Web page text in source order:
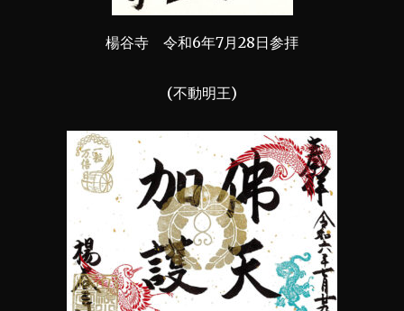
楊谷寺 令和6年7月28日参拝
(不動明王)